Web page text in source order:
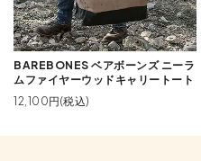
BAREBONES ベアボーンズ ニーラ
ムファイヤーウッドキャリートート
12,100円(税込)